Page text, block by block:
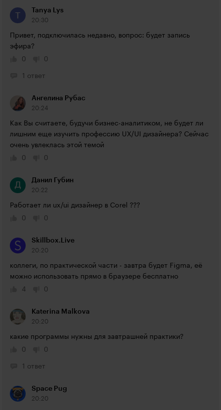
Tanya Lys
20:30
Привет, подключилась недавно, вопрос: будет запись
эфира?
0
0
1 ответ
Ангелина Рубас
20:24
Как Вы считаете, будучи бизнес-аналитиком, не будет ли
лишним еще изучить профессию UX/UI дизайнера? Сейчас
очень увлеклась этой темой
0
0
Данил Губин
20:22
Работает ли ux/ui дизайнер в Corel ???
0
0
Skillbox.Live
20:20
коллеги, по практической части - завтра будет Figma, её
можно использовать прямо в браузере бесплатно
4
0
Katerina Malkova
20:20
какие программы нужны для завтрашней практики?
0
0
1 ответ
Space Pug
20:20